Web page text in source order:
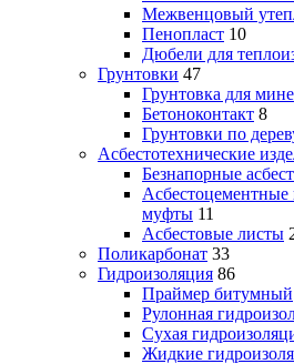
Межвенцовый
Пенопласт 10
Дюбели для
Грунтовки 47
Грунтовка для
Бетоноконтакт 8
Грунтовки по
Асбестотехнические
Безнапорные
муфты 11
Асбестовые листы
Поликарбонат 33
Гидроизоляция 86
Праймер битумный
Рулонная
Сухая
Жидкие